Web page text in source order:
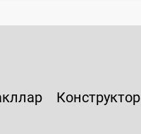
Конструктор